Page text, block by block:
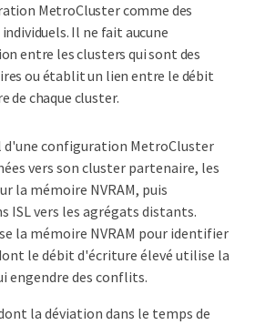
MetroCluster comme des
Il ne fait aucune
entre les clusters qui sont des
ou établit un lien entre le débit
de chaque cluster.
d'une configuration MetroCluster
vers son cluster partenaire, les
la mémoire NVRAM, puis
ISL vers les agrégats distants.
la mémoire NVRAM pour identifier
le débit d'écriture élevé utilise la
engendre des conflits.
la déviation dans le temps de